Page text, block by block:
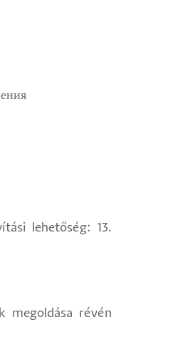
lehetőség: 13.
megoldása révén